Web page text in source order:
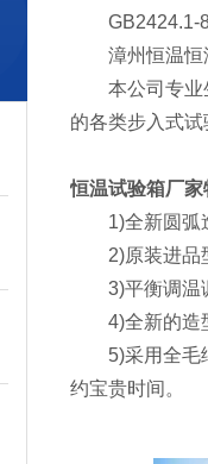
GB2424.1-89
漳州恒温恒
本公司专业生
的各类步入式
恒温试验箱厂家
1)全新圆弧造
2)原装进品型
3)平衡调温调
4)全新的造型
5)采用全毛细
约宝贵时间。